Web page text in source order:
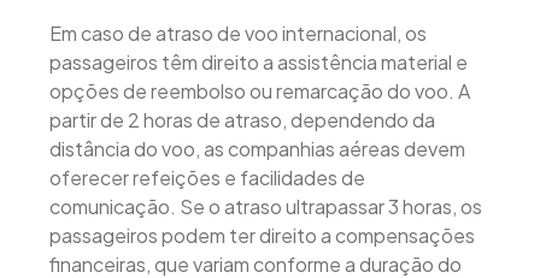
Em caso de atraso de voo internacional, os
passageiros têm direito a assistência material e
opções de reembolso ou remarcação do voo. A
partir de 2 horas de atraso, dependendo da
distância do voo, as companhias aéreas devem
oferecer refeições e facilidades de
comunicação. Se o atraso ultrapassar 3 horas, os
passageiros podem ter direito a compensações
financeiras, que variam conforme a duração do